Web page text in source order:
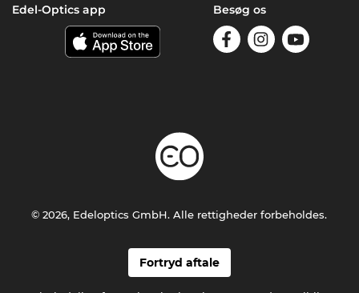
Edel-Optics app Besøg os
Fortryd aftale
© 2026, Edeloptics GmbH. Alle rettigheder forbeholdes.